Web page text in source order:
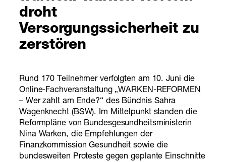
droht
Versorgungssicherheit zu
zerstören
Rund 170 Teilnehmer verfolgten am 10. Juni die
Online-Fachveranstaltung „WARKEN-REFORMEN
– Wer zahlt am Ende?“ des Bündnis Sahra
Wagenknecht (BSW). Im Mittelpunkt standen die
Reformpläne von Bundesgesundheitsministerin
Nina Warken, die Empfehlungen der
Finanzkommission Gesundheit sowie die
bundesweiten Proteste gegen geplante Einschnitte